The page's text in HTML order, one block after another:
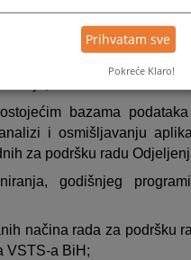
različitih faza
u pravosudnom
bazama
i osmišljavanju
za podršku radu
godišnjeg
načina rada za podršku
VSTS-a BiH;
Prihvatam sve
Pokreće Klaro!